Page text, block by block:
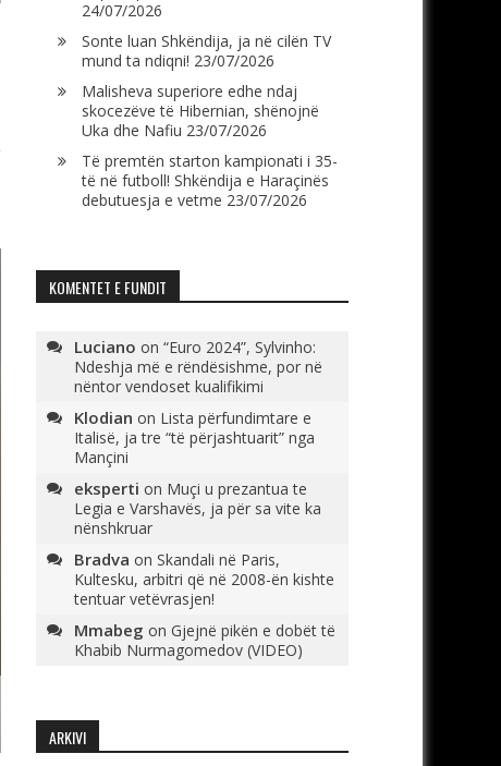
24/07/2026
Sonte luan Shkëndija, ja në cilën TV
mund ta ndiqni! 23/07/2026
Malisheva superiore edhe ndaj
skocezëve të Hibernian, shënojnë
Uka dhe Nafiu 23/07/2026
Të premtën starton kampionati i 35-
të në futboll! Shkëndija e Haraçinës
debutuesja e vetme 23/07/2026
KOMENTET E FUNDIT
Luciano on “Euro 2024”, Sylvinho:
Ndeshja më e rëndësishme, por në
nëntor vendoset kualifikimi
Klodian on Lista përfundimtare e
Italisë, ja tre “të përjashtuarit” nga
Mançini
eksperti on Muçi u prezantua te
Legia e Varshavës, ja për sa vite ka
nënshkruar
Bradva on Skandali në Paris,
Kultesku, arbitri që në 2008-ën kishte
tentuar vetëvrasjen!
Mmabeg on Gjejnë pikën e dobët të
Khabib Nurmagomedov (VIDEO)
ARKIVI